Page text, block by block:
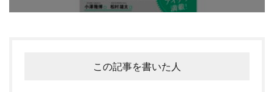
この記事を書いた人